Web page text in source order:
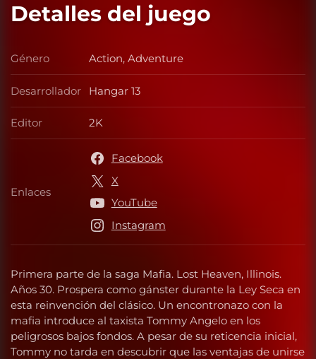
Detalles del juego
Primera parte de la saga Mafia. Lost Heaven, Illinois.
Años 30. Prospera como gánster durante la Ley Seca en
esta reinvención del clásico. Un encontronazo con la
mafia introduce al taxista Tommy Angelo en los
peligrosos bajos fondos. A pesar de su reticencia inicial,
Tommy no tarda en descubrir que las ventajas de unirse
Género Género
Action, Adventure
Desarrollador Desarrollador
Hangar 13
Editor Editor
2K
Enlaces Enlaces
Facebook
X
YouTube
Instagram